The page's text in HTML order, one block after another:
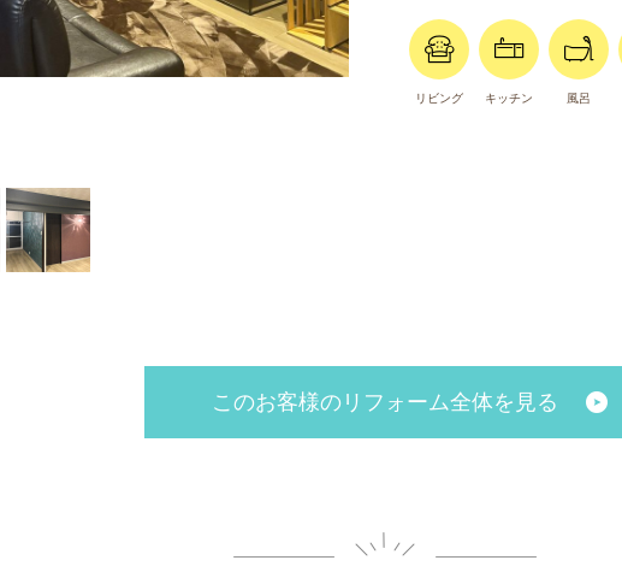
リビング キッチン 風呂
このお客様のリフォーム全体を見る